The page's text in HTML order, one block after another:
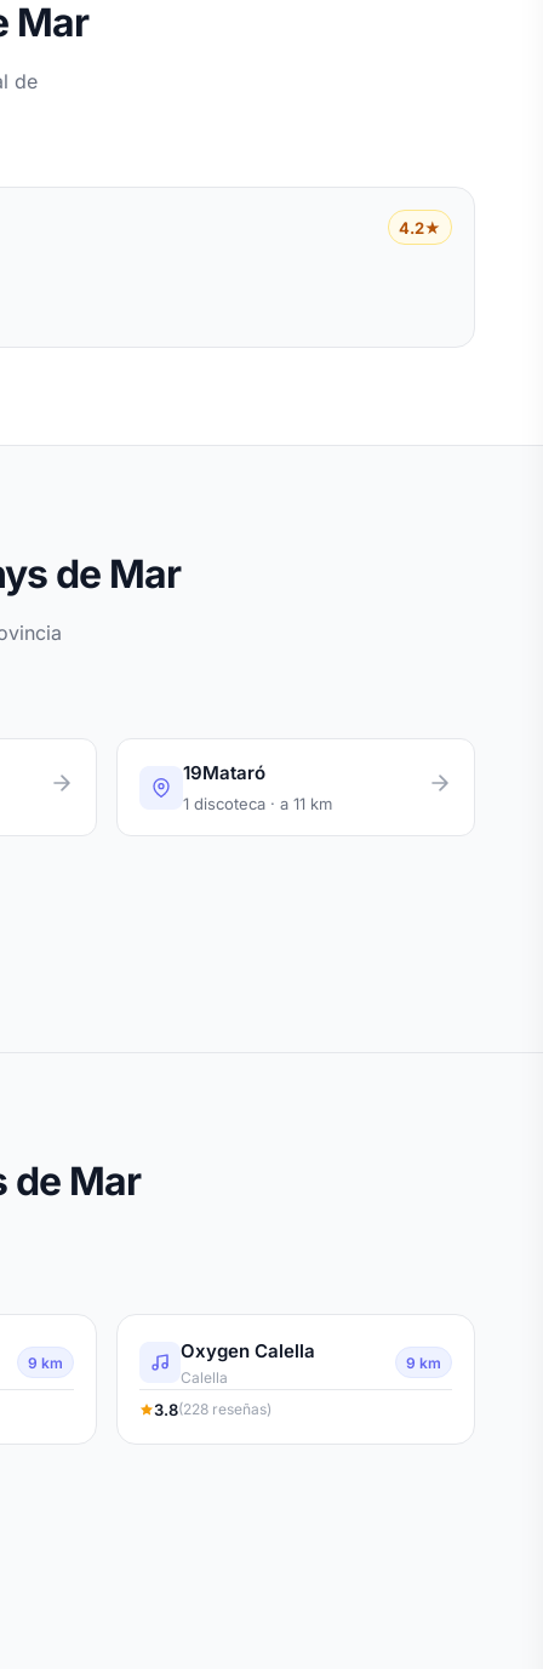
Mar
de
4.2★
de Mar
19Mataró
1 discoteca · a 11 km
de Mar
9 km
Oxygen Calella
Calella
9 km
3.8(228 reseñas)